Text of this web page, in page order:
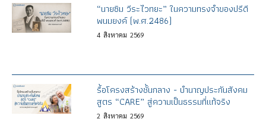
“นายซิม วีระไวทยะ” ในความทรงจำของปรีดี
พนมยงค์ (พ.ศ.2486)
4 สิงหาคม 2569
รื้อโครงสร้างชั้นกลาง - บำนาญประกันสังคม
สูตร “CARE” สู่ความเป็นธรรมที่แท้จริง
2 สิงหาคม 2569